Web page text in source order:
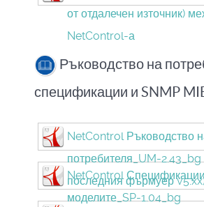
от отдалечен източник)
NetControl-а
Ръководство на
спецификации и SNMP
NetControl Ръководство
потребителя_UM-2.43_bg
последния фърмуер
NetControl
моделите_SP-1.04_bg